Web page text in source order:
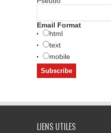
Email Format
html
text
mobile
LIENS UTILES